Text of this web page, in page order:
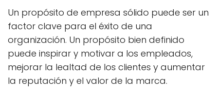
Un propósito de empresa sólido puede ser un
factor clave para el éxito de una
organización. Un propósito bien definido
puede inspirar y motivar a los empleados,
mejorar la lealtad de los clientes y aumentar
la reputación y el valor de la marca.